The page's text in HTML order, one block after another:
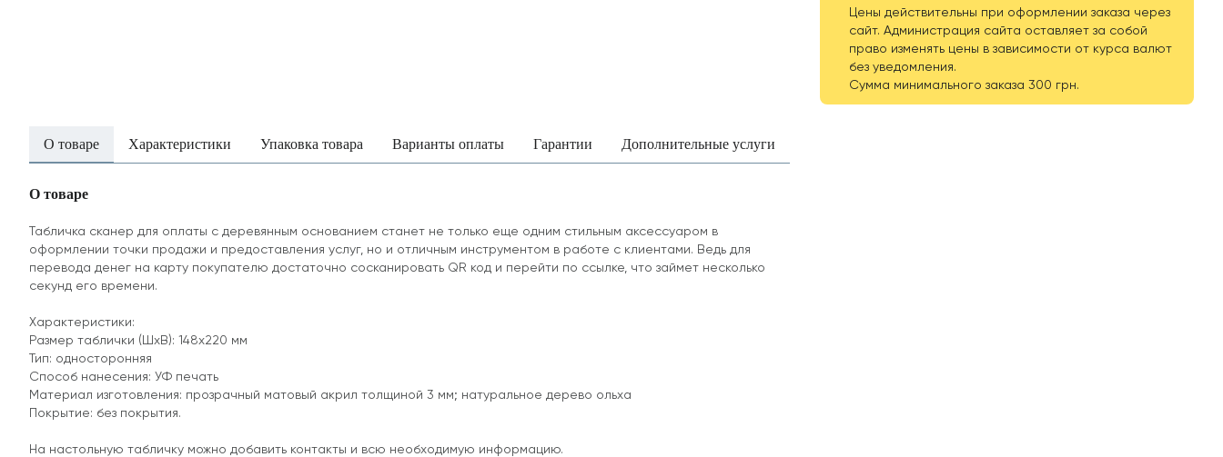
Цены действительны при оформлении заказа через
сайт. Администрация сайта оставляет за собой
право изменять цены в зависимости от курса валют
без уведомления.
Сумма минимального заказа 300 грн.
О товаре Характеристики Упаковка товара Варианты оплаты Гарантии Дополнительные услуги
О товаре
Табличка сканер для оплаты с деревянным основанием станет не только еще одним стильным аксессуаром в
оформлении точки продажи и предоставления услуг, но и отличным инструментом в работе с клиентами. Ведь для
перевода денег на карту покупателю достаточно сосканировать QR код и перейти по ссылке, что займет несколько
секунд его времени.
Характеристики:
Размер таблички (ШхВ): 148х220 мм
Тип: односторонняя
Способ нанесения: УФ печать
Материал изготовления: прозрачный матовый акрил толщиной 3 мм; натуральное дерево ольха
Покрытие: без покрытия.
На настольную табличку можно добавить контакты и всю необходимую информацию.